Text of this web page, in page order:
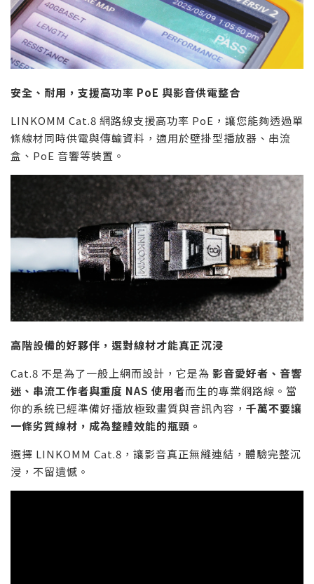
安全、耐用，支援高功率 PoE 與影音供電整合
LINKOMM Cat.8 網路線支援高功率 PoE，讓您能夠透過單
條線材同時供電與傳輸資料，適用於壁掛型播放器、串流
盒、PoE 音響等裝置。
高階設備的好夥伴，選對線材才能真正沉浸
Cat.8 不是為了一般上網而設計，它是為 影音愛好者、音響
迷、串流工作者與重度 NAS 使用者而生的專業網路線。當
你的系統已經準備好播放極致畫質與音訊內容， 千萬不要讓
一條劣質線材，成為整體效能的瓶頸。
選擇 LINKOMM Cat.8，讓影音真正無縫連結，體驗完整沉
浸，不留遺憾。